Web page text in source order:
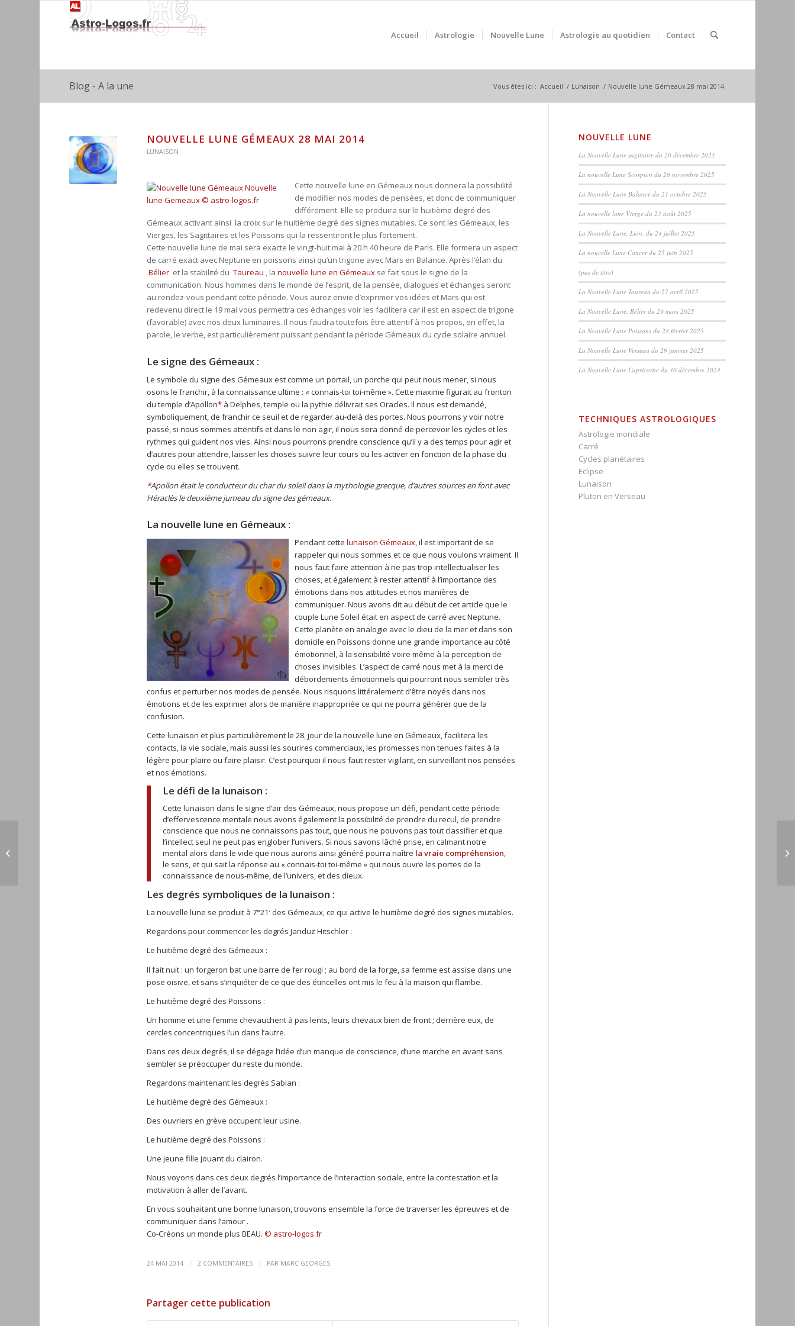
Accueil Astrologie Nouvelle Lune Astrologie au quotidien Contact
Blog - A la une Vous êtes ici : Accueil / Lunaison / Nouvelle lune Gémeaux 28 mai 2014
NOUVELLE LUNE GÉMEAUX 28 MAI 2014
LUNAISON
Cette nouvelle lune en Gémeaux nous donnera la possibilité
de modifier nos modes de pensées, et donc de communiquer
différement. Elle se produira sur le huitième degré des
Gémeaux activant ainsi la croix sur le huitième degré des signes mutables. Ce sont les Gémeaux, les
Vierges, les Sagittaires et les Poissons qui la ressentiront le plus fortement.
Cette nouvelle lune de mai sera exacte le vingt-huit mai à 20 h 40 heure de Paris. Elle formera un aspect
de carré exact avec Neptune en poissons ainsi qu’un trigone avec Mars en Balance. Après l’élan du
Bélier et la stabilité duTaureau , lanouvelle lune en Gémeaux se fait sous le signe de la
communication. Nous hommes dans le monde de l’esprit, de la pensée, dialogues et échanges seront
au rendez-vous pendant cette période. Vous aurez envie d’exprimer vos idées et Mars qui est
redevenu direct le 19 mai vous permettra ces échanges voir les facilitera car il est en aspect de trigone
(favorable) avec nos deux luminaires. Il nous faudra toutefois être attentif à nos propos, en effet, la
parole, le verbe, est particulièrement puissant pendant la période Gémeaux du cycle solaire annuel.
Le signe des Gémeaux :
Le symbole du signe des Gémeaux est comme un portail, un porche qui peut nous mener, si nous
osons le franchir, à la connaissance ultime : « connais-toi toi-même ». Cette maxime figurait au fronton
du temple d’Apollon* à Delphes, temple ou la pythie délivrait ses Oracles. Il nous est demandé,
symboliquement, de franchir ce seuil et de regarder au-delà des portes. Nous pourrons y voir notre
passé, si nous sommes attentifs et dans le non agir, il nous sera donné de percevoir les cycles et les
rythmes qui guident nos vies. Ainsi nous pourrons prendre conscience qu’il y a des temps pour agir et
d’autres pour attendre, laisser les choses suivre leur cours ou les activer en fonction de la phase du
cycle ou elles se trouvent.
*Apollon était le conducteur du char du soleil dans la mythologie grecque, d’autres sources en font avec
Héraclès le deuxième jumeau du signe des gémeaux.
La nouvelle lune en Gémeaux :
Pendant cettelunaison Gémeaux, il est important de se
rappeler qui nous sommes et ce que nous voulons vraiment. Il
nous faut faire attention à ne pas trop intellectualiser les
choses, et également à rester attentif à l’importance des
émotions dans nos attitudes et nos manières de
communiquer. Nous avons dit au début de cet article que le
couple Lune Soleil était en aspect de carré avec Neptune.
Cette planète en analogie avec le dieu de la mer et dans son
domicile en Poissons donne une grande importance au côté
émotionnel, à la sensibilité voire même à la perception de
choses invisibles. L’aspect de carré nous met à la merci de
débordements émotionnels qui pourront nous sembler très
confus et perturber nos modes de pensée. Nous risquons littéralement d’être noyés dans nos
émotions et de les exprimer alors de manière inappropriée ce qui ne pourra générer que de la
confusion.
Cette lunaison et plus particulièrement le 28, jour de la nouvelle lune en Gémeaux, facilitera les
contacts, la vie sociale, mais aussi les sourires commerciaux, les promesses non tenues faites à la
légère pour plaire ou faire plaisir. C’est pourquoi il nous faut rester vigilant, en surveillant nos pensées
et nos émotions.
Le défi de la lunaison :
Cette lunaison dans le signe d’air des Gémeaux, nous propose un défi, pendant cette période
d’effervescence mentale nous avons également la possibilité de prendre du recul, de prendre
conscience que nous ne connaissons pas tout, que nous ne pouvons pas tout classifier et que
l’intellect seul ne peut pas englober l’univers. Si nous savons lâché prise, en calmant notre
mental alors dans le vide que nous aurons ainsi généré pourra naître la vraie compréhension,
le sens, et qui sait la réponse au « connais-toi toi-même » qui nous ouvre les portes de la
connaissance de nous-même, de l’univers, et des dieux.
Les degrés symboliques de la lunaison :
La nouvelle lune se produit à 7°21′ des Gémeaux, ce qui active le huitième degré des signes mutables.
Regardons pour commencer les degrés Janduz Hitschler :
Le huitième degré des Gémeaux :
Il fait nuit : un forgeron bat une barre de fer rougi ; au bord de la forge, sa femme est assise dans une
pose oisive, et sans s’inquiéter de ce que des étincelles ont mis le feu à la maison qui flambe.
Le huitième degré des Poissons :
Un homme et une femme chevauchent à pas lents, leurs chevaux bien de front ; derrière eux, de
cercles concentriques l’un dans l’autre.
Dans ces deux degrés, il se dégage l’idée d’un manque de conscience, d’une marche en avant sans
sembler se préoccuper du reste du monde.
Regardons maintenant les degrés Sabian :
Le huitième degré des Gémeaux :
Des ouvriers en grève occupent leur usine.
Le huitième degré des Poissons :
Une jeune fille jouant du clairon.
Nous voyons dans ces deux degrés l’importance de l’interaction sociale, entre la contestation et la
motivation à aller de l’avant.
En vous souhaitant une bonne lunaison, trouvons ensemble la force de traverser les épreuves et de
communiquer dans l’amour .
Co-Créons un monde plus BEAU.© astro-logos.fr
24 MAI 2014 / 2 COMMENTAIRES / PAR MARC GEORGES
Partager cette publication
NOUVELLE LUNE
La Nouvelle Lune sagittaire du 20 décembre 2025
La nouvelle Lune Scorpion du 20 novembre 2025
La Nouvelle Lune Balance du 21 octobre 2025
La nouvelle lune Vierge du 23 août 2025
La Nouvelle Lune, Lion, du 24 juillet 2025
La nouvelle Lune Cancer du 25 juin 2025
(pas de titre)
La Nouvelle Lune Taureau du 27 avril 2025
La Nouvelle Lune, Bélier du 29 mars 2025
La Nouvelle Lune Poissons du 28 février 2025
La Nouvelle Lune Verseau du 29 janvier 2025
La Nouvelle Lune Capricorne du 30 décembre 2024
TECHNIQUES ASTROLOGIQUES
Astrologie mondiale
Carré
Cycles planétaires
Eclipse
Lunaison
Pluton en Verseau